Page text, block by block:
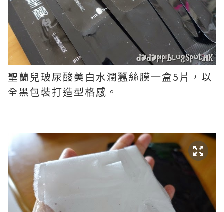
聖蘭兒玻尿酸美白水潤蠶絲膜一盒5片，以
全黑包裝打造型格感。